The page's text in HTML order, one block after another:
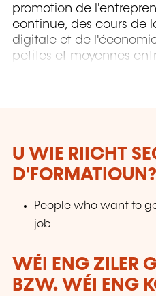
promotion de
continue, des cours de
digitale et de
petites et moyennes
U WIE RIICHT
D'FORMATIOUN?
People who want to
job
WÉI ENG ZILER
BZW. WÉI ENG